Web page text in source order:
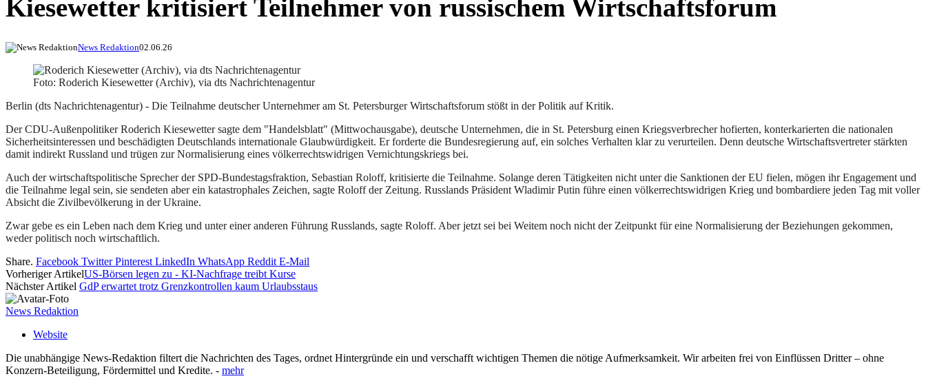
Kiesewetter kritisiert Teilnehmer von russischem Wirtschaftsforum
News Redaktion02.06.26
Foto: Roderich Kiesewetter (Archiv), via dts Nachrichtenagentur
Berlin (dts Nachrichtenagentur) - Die Teilnahme deutscher Unternehmer am St. Petersburger Wirtschaftsforum stößt in der Politik auf Kritik.
Der CDU-Außenpolitiker Roderich Kiesewetter sagte dem "Handelsblatt" (Mittwochausgabe), deutsche Unternehmen, die in St. Petersburg einen Kriegsverbrecher hofierten, konterkarierten die nationalen
Sicherheitsinteressen und beschädigten Deutschlands internationale Glaubwürdigkeit. Er forderte die Bundesregierung auf, ein solches Verhalten klar zu verurteilen. Denn deutsche Wirtschaftsvertreter stärkten
damit indirekt Russland und trügen zur Normalisierung eines völkerrechtswidrigen Vernichtungskriegs bei.
Auch der wirtschaftspolitische Sprecher der SPD-Bundestagsfraktion, Sebastian Roloff, kritisierte die Teilnahme. Solange deren Tätigkeiten nicht unter die Sanktionen der EU fielen, mögen ihr Engagement und
die Teilnahme legal sein, sie sendeten aber ein katastrophales Zeichen, sagte Roloff der Zeitung. Russlands Präsident Wladimir Putin führe einen völkerrechtswidrigen Krieg und bombardiere jeden Tag mit voller
Absicht die Zivilbevölkerung in der Ukraine.
Zwar gebe es ein Leben nach dem Krieg und unter einer anderen Führung Russlands, sagte Roloff. Aber jetzt sei bei Weitem noch nicht der Zeitpunkt für eine Normalisierung der Beziehungen gekommen,
weder politisch noch wirtschaftlich.
Share. Facebook Twitter Pinterest LinkedIn WhatsApp Reddit E-Mail
Vorheriger ArtikelUS-Börsen legen zu - KI-Nachfrage treibt Kurse
Nächster Artikel GdP erwartet trotz Grenzkontrollen kaum Urlaubsstaus
News Redaktion
Website
Die unabhängige News-Redaktion filtert die Nachrichten des Tages, ordnet Hintergründe ein und verschafft wichtigen Themen die nötige Aufmerksamkeit. Wir arbeiten frei von Einflüssen Dritter – ohne
Konzern-Beteiligung, Fördermittel und Kredite. - mehr